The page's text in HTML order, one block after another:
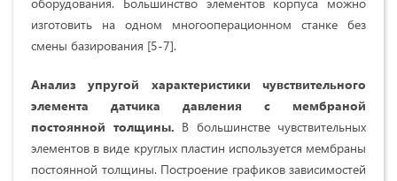
оборудования. Большинство элементов корпуса можно
изготовить на одном многооперационном станке без
смены базирования [5-7].
Анализ упругой характеристики чувствительного
элемента датчика давления с мембраной
постоянной толщины. В большинстве чувствительных
элементов в виде круглых пластин используется мембраны
постоянной толщины. Построение графиков зависимостей